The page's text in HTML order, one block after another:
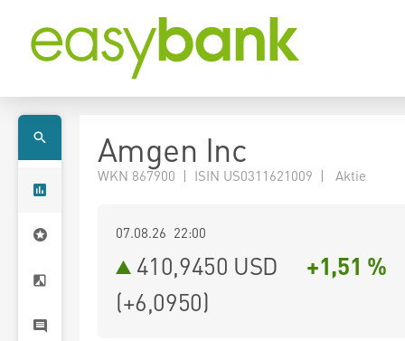
Amgen Inc
WKN 867900 | ISIN US0311621009 | Aktie
07.08.26 22:00
410,9450 USD
+1,51 %
(+6,0950)